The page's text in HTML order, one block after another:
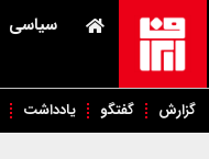
سیاسی
گزارش گفتگو یادداشت